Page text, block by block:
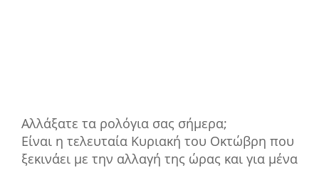
Αλλάξατε τα ρολόγια σας σήμερα;
Είναι η τελευταία Κυριακή του Οκτώβρη που
ξεκινάει με την αλλαγή της ώρας και για μένα